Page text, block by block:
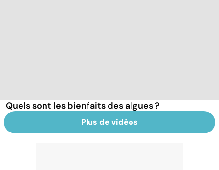
Quels sont les bienfaits des algues ?
Plus de vidéos